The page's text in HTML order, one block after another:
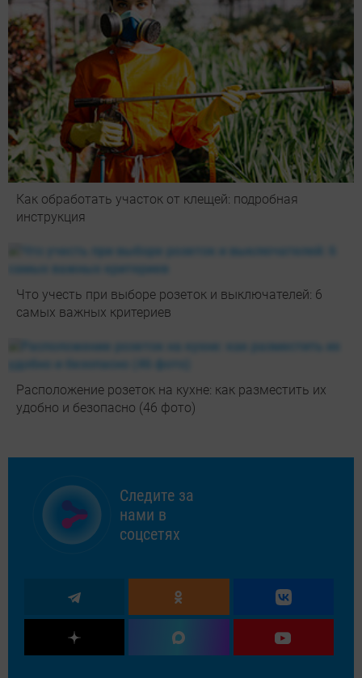
Как обработать участок от клещей: подробная
инструкция
Что учесть при выборе розеток и выключателей: 6
самых важных критериев
Расположение розеток на кухне: как разместить их
удобно и безопасно (46 фото)
Следите за
нами в
соцсетях